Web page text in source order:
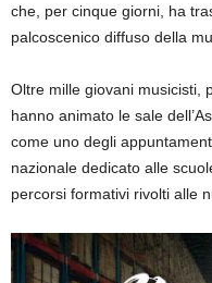
che, per cinque giorni, ha
palcoscenico diffuso della
Oltre mille giovani musicisti,
hanno animato le sale
come uno degli
nazionale dedicato alle
percorsi formativi rivolti alle